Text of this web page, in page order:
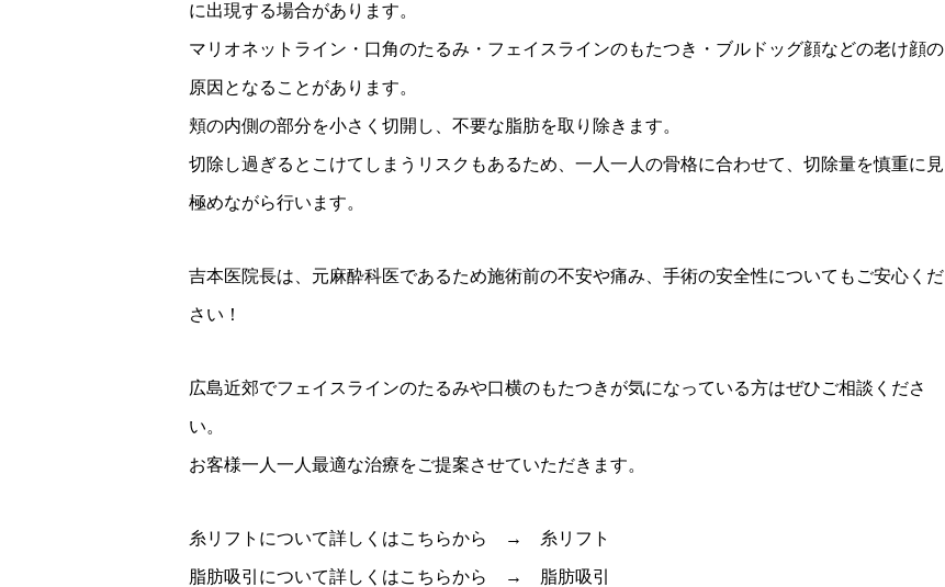
に出現する場合があります。
マリオネットライン・口角のたるみ・フェイスラインのもたつき・ブルドッグ顔などの老け顔の
原因となることがあります。
頬の内側の部分を小さく切開し、不要な脂肪を取り除きます。
切除し過ぎるとこけてしまうリスクもあるため、一人一人の骨格に合わせて、切除量を慎重に見
極めながら行います。
吉本医院長は、元麻酔科医であるため施術前の不安や痛み、手術の安全性についてもご安心くだ
さい！
広島近郊でフェイスラインのたるみや口横のもたつきが気になっている方はぜひご相談くださ
い。
お客様一人一人最適な治療をご提案させていただきます。
糸リフトについて詳しくはこちらから → 糸リフト
脂肪吸引について詳しくはこちらから → 脂肪吸引